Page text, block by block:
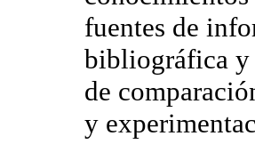
fuentes de
bibliográfica y
de
y